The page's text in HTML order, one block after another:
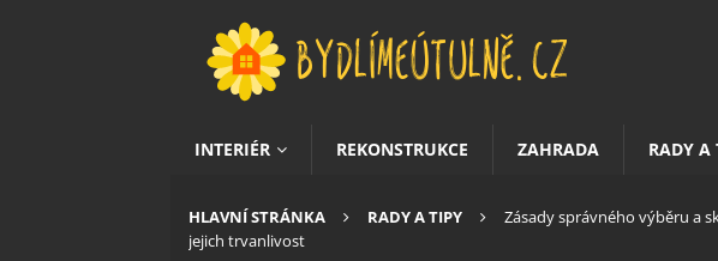
INTERIÉR REKONSTRUKCE ZAHRADA RADY A
HLAVNÍ STRÁNKA RADY A TIPY
Zásady správného výběru a
jejich trvanlivost